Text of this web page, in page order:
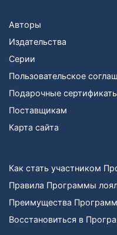
Авторы
Издательства
Серии
Пользовательское
Подарочные
Поставщикам
Карта сайта
Как стать участником
Правила Программы
Преимущества
Восстановиться в